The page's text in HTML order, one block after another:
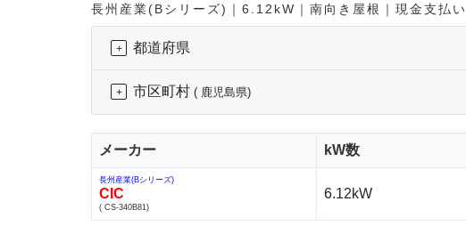
長州産業(Bシリーズ)｜6.12kW｜南向き屋根｜現金支払い
都道府県
市区町村 ( 鹿児島県)
メーカー kW数
長州産業(Bシリーズ)
CIC
( CS-340B81)
6.12kW